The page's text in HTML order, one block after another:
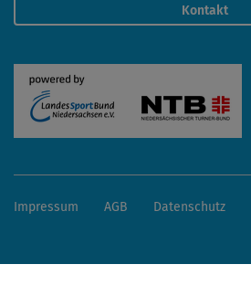
Kontakt
Impressum AGB Datenschutz